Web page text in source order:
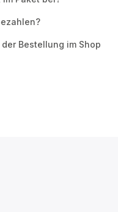
Bestellung im Shop